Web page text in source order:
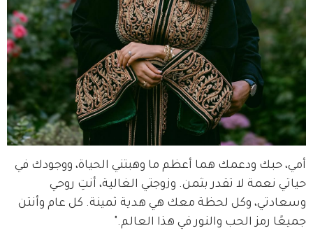
أمي، حبك ودعمك هما أعظم ما وهبتني الحياة، ووجودك في
حياتي نعمة لا تقدر بثمن. وزوجتي الغالية، أنتِ روحي
وسعادتي، وكل لحظة معك هي هدية ثمينة. كل عام وأنتن
جميعًا رمز الحب والنور في هذا العالم."